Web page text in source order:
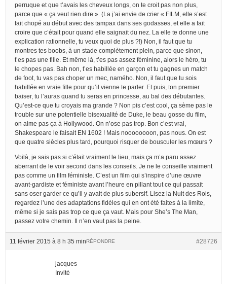
perruque et que t’avais les cheveux longs, on te croit pas non plus,
parce que « ça veut rien dire ». (La j’ai envie de crier « FILM, elle s’est
fait chopé au début avec des tampax dans ses godasses, et elle a fait
croire que c’était pour quand elle saignait du nez. La elle te donne une
explication rationnelle, tu veux quoi de plus ?!) Non, il faut que tu
montres tes boobs, à un stade complètement plein, parce que sinon,
t’es pas une fille. Et même là, t’es pas assez féminine, alors le héro, tu
le chopes pas. Bah non, t’es habillée en garçon et tu gagnes un match
de foot, tu vas pas choper un mec, namého. Non, il faut que tu sois
habillée en vraie fille pour qu’il vienne te parler. Et puis, ton premier
baiser, tu l’auras quand tu seras en princesse, au bal des débutantes.
Qu’est-ce que tu croyais ma grande ? Non pis c’est cool, ça sème pas le
trouble sur une potentielle bisexualité de Duke, le beau gosse du film,
on aime pas ça à Hollywood. On n’ose pas trop. Bon c’est vrai,
Shakespeare le faisait EN 1602 ! Mais noooooooon, pas nous. On est
que quatre siècles plus tard, pourquoi risquer de bousculer les mœurs ?
Voilà, je sais pas si c’était vraiment le lieu, mais ça m’a paru assez
aberrant de le voir second dans les conseils. Je ne le conseille vraiment
pas comme un film féministe. C’est un film qui s’inspire d’une œuvre
avant-gardiste et féministe avant l’heure en pillant tout ce qui passait
sans oser garder ce qu’il y avait de plus subersif. Lisez la Nuit des Rois,
regardez l’une des adaptations fidèles qui en ont été faites à la limite,
même si je sais pas trop ce que ça vaut. Mais pour She’s The Man,
passez votre chemin. Il n’en vaut pas la peine.
11 février 2015 à 8 h 35 min #28726
RÉPONDRE
jacques
Invité